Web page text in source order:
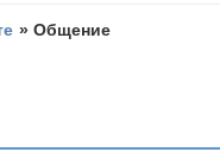
»Общение